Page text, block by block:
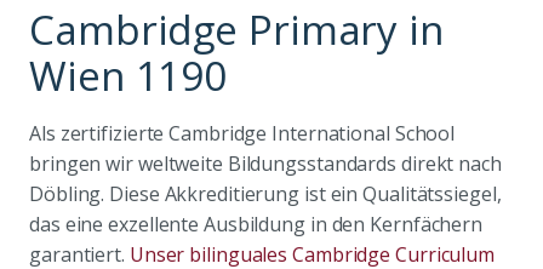
Cambridge Primary in
Wien 1190
Als zertifizierte Cambridge International School
bringen wir weltweite Bildungsstandards direkt nach
Döbling. Diese Akkreditierung ist ein Qualitätssiegel,
das eine exzellente Ausbildung in den Kernfächern
garantiert. Unser bilinguales Cambridge Curriculum